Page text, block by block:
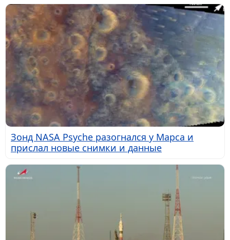
Зонд NASA Psyche разогнался у Марса и
прислал новые снимки и данные